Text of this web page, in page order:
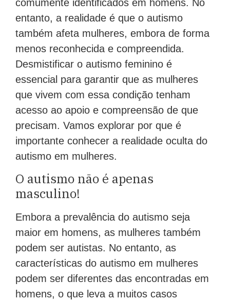
comumente identificados em homens. No
entanto, a realidade é que o autismo
também afeta mulheres, embora de forma
menos reconhecida e compreendida.
Desmistificar o autismo feminino é
essencial para garantir que as mulheres
que vivem com essa condição tenham
acesso ao apoio e compreensão de que
precisam. Vamos explorar por que é
importante conhecer a realidade oculta do
autismo em mulheres.
O autismo não é apenas
masculino!
Embora a prevalência do autismo seja
maior em homens, as mulheres também
podem ser autistas. No entanto, as
características do autismo em mulheres
podem ser diferentes das encontradas em
homens, o que leva a muitos casos